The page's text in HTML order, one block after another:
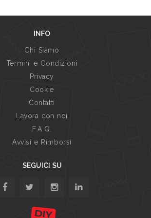
INFO
Chi Siamo
Termini e Condizioni
Privacy
Cookie
Contatti
Lavora con noi
F.A.Q.
Avvisi e Rimborsi
SEGUICI SU